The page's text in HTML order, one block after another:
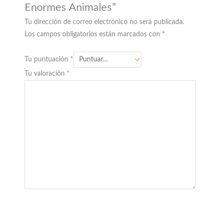
Enormes Animales”
Tu dirección de correo electrónico no será publicada.
Los campos obligatorios están marcados con *
Tu puntuación *
Tu valoración *